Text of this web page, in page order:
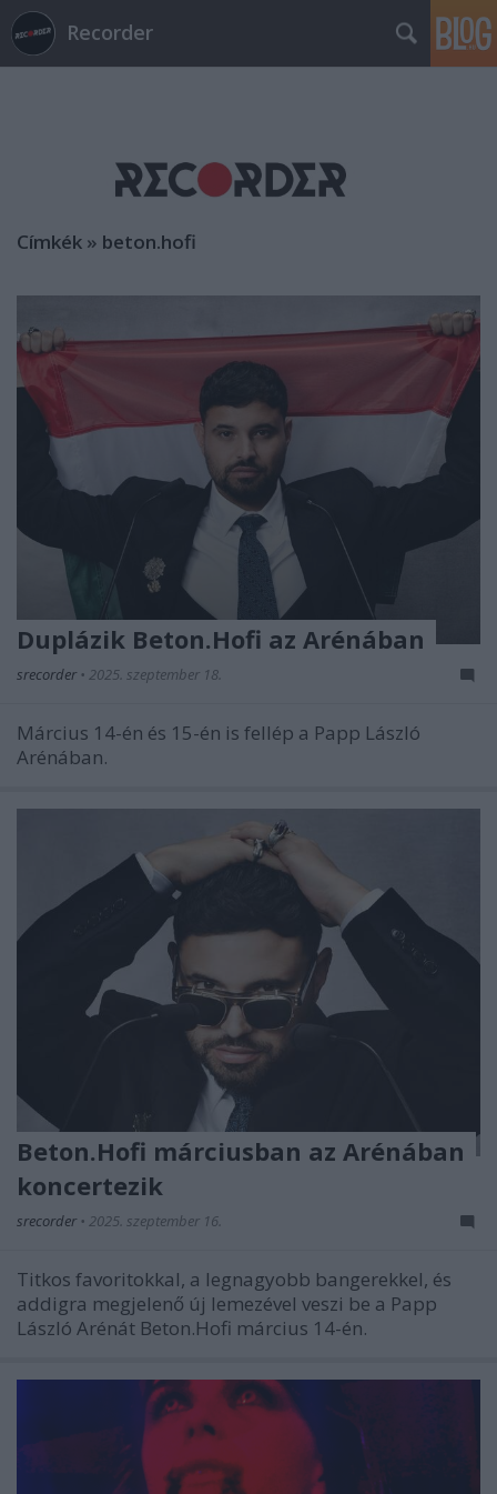
Recorder
Címkék » beton.hofi
Duplázik Beton.Hofi az Arénában
srecorder • 2025. szeptember 18.
Március 14-én és 15-én is fellép a Papp László
Arénában.
Beton.Hofi márciusban az Arénában
koncertezik
srecorder • 2025. szeptember 16.
Titkos favoritokkal, a legnagyobb bangerekkel, és
addigra megjelenő új lemezével veszi be a Papp
László Arénát Beton.Hofi március 14-én.